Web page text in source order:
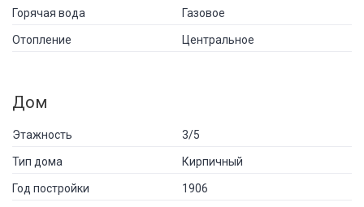
Горячая вода Газовое
Отопление Центральное
Дом
Этажность 3/5
Тип дома Кирпичный
Год постройки 1906